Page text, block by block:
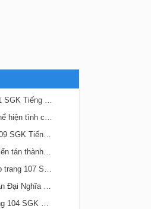
Bài 22 Đọc mở rộng trang 111 SGK Tiếng Việt 5 Kết nối tri thức tập 2
Bài 22 Luyện viết đoạn văn thể hiện tình cảm, cảm xúc về một sự việc trang 111 SGK Tiếng Việt 5 Kết nối tri thức tập 2
Bài 22 Bộ đội về làng trang 109 SGK Tiếng Việt 5 Kết nối tri thức tập 2
Bài 21 Viết đoạn văn nêu ý kiến tán thành một sự việc, hiện tượng (Bài viết số 2) trang 108 SGK Tiếng Việt 5 Kết nối tri thức tập 2
Bài 21 Luyện tập về câu ghép trang 107 SGK Tiếng Việt 5 Kết nối tri thức tập 2
Bài 21 Anh hùng lao động Trần Đại Nghĩa trang 106 SGK Tiếng Việt 5 Kết nối tri thức tập 2
Bài 20 Đền ơn đáp nghĩa trang 104 SGK Tiếng Việt 5 Kết nối tri thức tập 2